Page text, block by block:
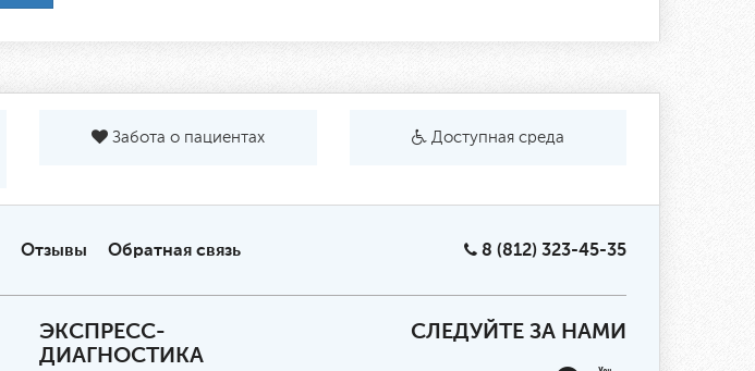
Забота о пациентах Доступная среда
Отзывы Обратная связь 8 (812) 323-45-35
ЭКСПРЕСС-
ДИАГНОСТИКА
СЛЕДУЙТЕ ЗА НАМИ